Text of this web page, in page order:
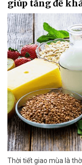
giúp tăng đề
Thời tiết giao mùa là